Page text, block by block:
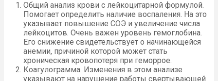
Общий анализ крови с лейкоцитарной формулой.
Помогает определить наличие воспаления. На это
указывает повышение СОЭ и увеличение числа
лейкоцитов. Очень важен уровень гемоглобина.
Его снижение свидетельствует о начинающейся
анемии, причиной которой может стать
хроническая кровопотеря при геморрое.
Коагулограмма. Изменения в этом анализе
указывают на нарушение работы свертывающей